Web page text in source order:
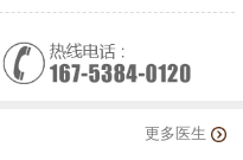
更多医生